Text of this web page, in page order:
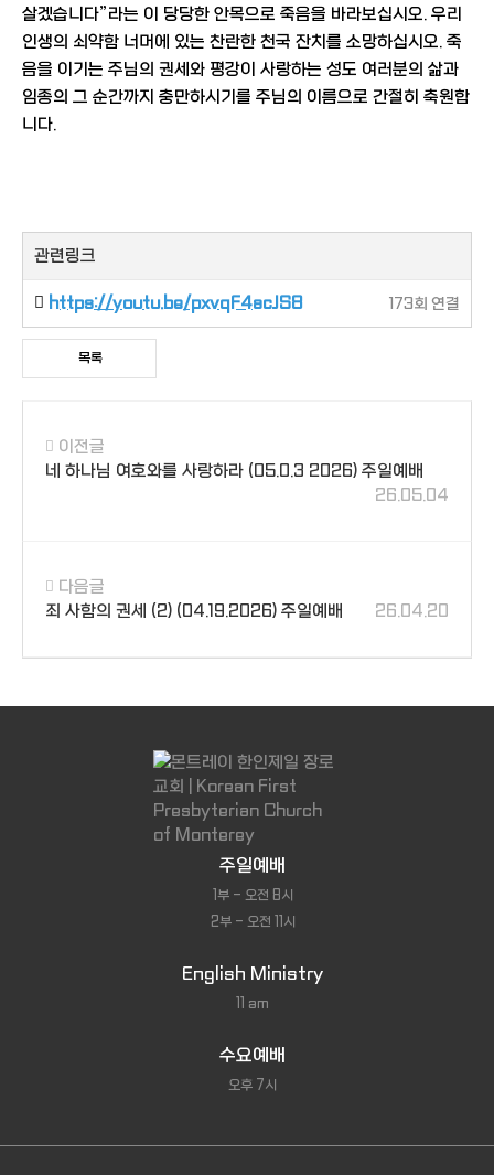
살겠습니다”라는 이 당당한 안목으로 죽음을 바라보십시오. 우리
인생의 쇠약함 너머에 있는 찬란한 천국 잔치를 소망하십시오. 죽
음을 이기는 주님의 권세와 평강이 사랑하는 성도 여러분의 삶과
임종의 그 순간까지 충만하시기를 주님의 이름으로 간절히 축원합
니다.
관련링크
https://youtu.be/pxvqF4acJS8 173회 연결
목록
이전글
네 하나님 여호와를 사랑하라 (05.0.3 2026) 주일예배
26.05.04
다음글
죄 사함의 권세 (2) (04.19.2026) 주일예배
26.04.20
주일예배
1부 - 오전 8시
2부 - 오전 11시
English Ministry
11 am
수요예배
오후 7시